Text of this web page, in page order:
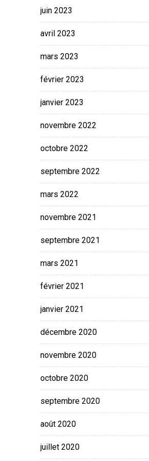
juin 2023
avril 2023
mars 2023
février 2023
janvier 2023
novembre 2022
octobre 2022
septembre 2022
mars 2022
novembre 2021
septembre 2021
mars 2021
février 2021
janvier 2021
décembre 2020
novembre 2020
octobre 2020
septembre 2020
août 2020
juillet 2020